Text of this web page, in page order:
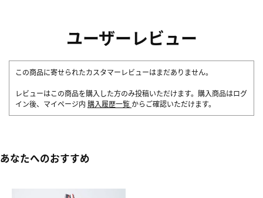
ユーザーレビュー
この商品に寄せられたカスタマーレビューはまだありません。
レビューはこの商品を購入した方のみ投稿いただけます。購入商品はログ
イン後、マイページ内 購入履歴一覧 からご確認いただけます。
あなたへのおすすめ